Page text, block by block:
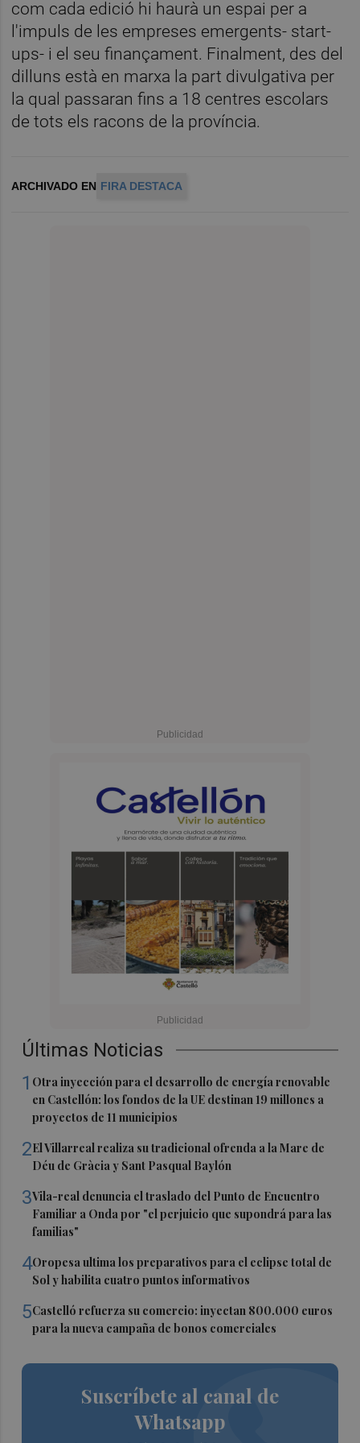
Últimas Noticias
1 Otra inyección para el desarrollo de energía renovable
en Castellón: los fondos de la UE destinan 19 millones a
proyectos de 11 municipios
2El Villarreal realiza su tradicional ofrenda a la Mare de
Déu de Gràcia y Sant Pasqual Baylón
3Vila-real denuncia el traslado del Punto de Encuentro
Familiar a Onda por "el perjuicio que supondrá para las
familias"
4Oropesa ultima los preparativos para el eclipse total de
Sol y habilita cuatro puntos informativos
5Castelló refuerza su comercio: inyectan 800.000 euros
para la nueva campaña de bonos comerciales
Suscríbete al canal de
Whatsapp
com cada edició hi haurà un espai per a
l'impuls de les empreses emergents- start-
ups- i el seu finançament. Finalment, des del
dilluns està en marxa la part divulgativa per
la qual passaran fins a 18 centres escolars
de tots els racons de la província.
ARCHIVADO EN FIRA DESTACA